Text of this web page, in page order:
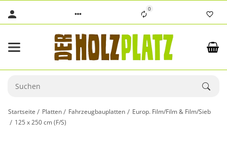
0
Startseite Platten Fahrzeugbauplatten
Europ. Film/Film & Film/Sieb
125 x 250 cm (F/S)